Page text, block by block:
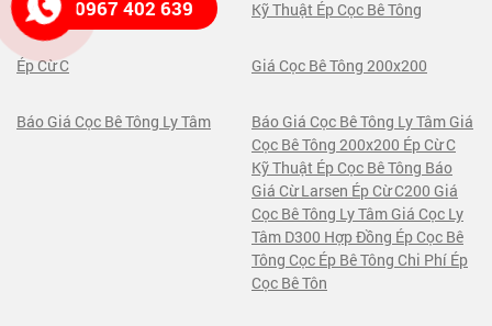
Báo Giá Cừ Larsen Kỹ Thuật Ép Cọc Bê Tông
Ép Cừ C Giá Cọc Bê Tông 200x200
Báo Giá Cọc Bê Tông Ly Tâm
Báo Giá Cọc Bê Tông Ly Tâm Giá
Cọc Bê Tông 200x200 Ép Cừ C
Kỹ Thuật Ép Cọc Bê Tông Báo
Giá Cừ Larsen Ép Cừ C200 Giá
Cọc Bê Tông Ly Tâm Giá Cọc Ly
Tâm D300 Hợp Đồng Ép Cọc Bê
Tông Cọc Ép Bê Tông Chi Phí Ép
Cọc Bê Tôn
0967 402 639